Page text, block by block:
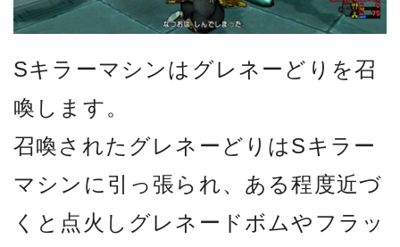
Sキラーマシンはグレネーどりを召
喚します。
召喚されたグレネーどりはSキラー
マシンに引っ張られ、ある程度近づ
くと点火しグレネードボムやフラッ